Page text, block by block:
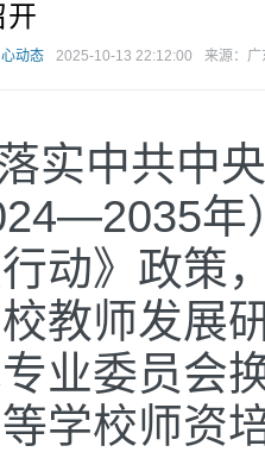
开
动态 2025-10-13 22:12:00 来源：广
实中共中
年
动》政策
教师发展
业委员会
学校师资